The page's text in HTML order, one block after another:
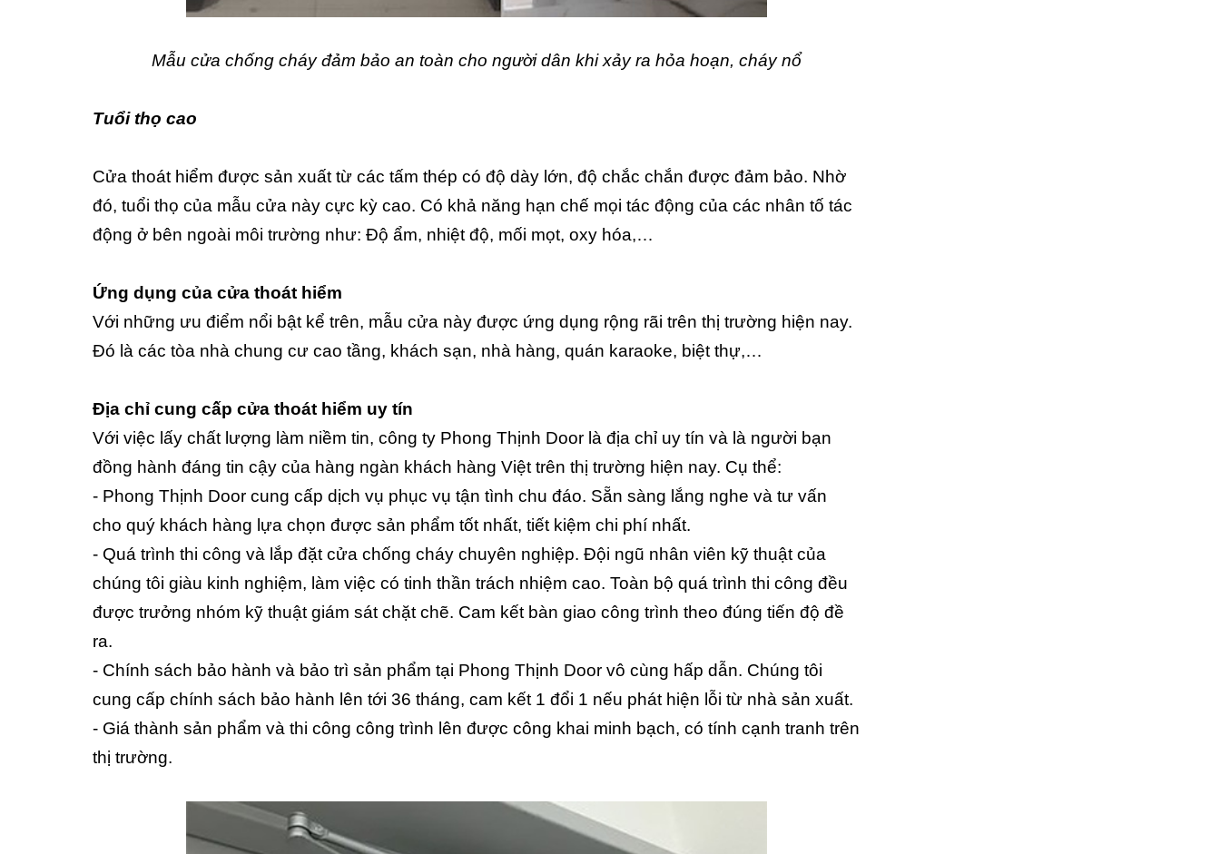
Mẫu cửa chống cháy đảm bảo an toàn cho người dân khi xảy ra hỏa hoạn, cháy nổ
Tuổi thọ cao
Cửa thoát hiểm được sản xuất từ các tấm thép có độ dày lớn, độ chắc chắn được đảm bảo. Nhờ
đó, tuổi thọ của mẫu cửa này cực kỳ cao. Có khả năng hạn chế mọi tác động của các nhân tố tác
động ở bên ngoài môi trường như: Độ ẩm, nhiệt độ, mối mọt, oxy hóa,…
Ứng dụng của cửa thoát hiểm
Với những ưu điểm nổi bật kể trên, mẫu cửa này được ứng dụng rộng rãi trên thị trường hiện nay.
Đó là các tòa nhà chung cư cao tầng, khách sạn, nhà hàng, quán karaoke, biệt thự,…
Địa chỉ cung cấp cửa thoát hiểm uy tín
Với việc lấy chất lượng làm niềm tin, công ty Phong Thịnh Door là địa chỉ uy tín và là người bạn
đồng hành đáng tin cậy của hàng ngàn khách hàng Việt trên thị trường hiện nay. Cụ thể:
- Phong Thịnh Door cung cấp dịch vụ phục vụ tận tình chu đáo. Sẵn sàng lắng nghe và tư vấn
cho quý khách hàng lựa chọn được sản phẩm tốt nhất, tiết kiệm chi phí nhất.
- Quá trình thi công và lắp đặt cửa chống cháy chuyên nghiệp. Đội ngũ nhân viên kỹ thuật của
chúng tôi giàu kinh nghiệm, làm việc có tinh thần trách nhiệm cao. Toàn bộ quá trình thi công đều
được trưởng nhóm kỹ thuật giám sát chặt chẽ. Cam kết bàn giao công trình theo đúng tiến độ đề
ra.
- Chính sách bảo hành và bảo trì sản phẩm tại Phong Thịnh Door vô cùng hấp dẫn. Chúng tôi
cung cấp chính sách bảo hành lên tới 36 tháng, cam kết 1 đổi 1 nếu phát hiện lỗi từ nhà sản xuất.
- Giá thành sản phẩm và thi công công trình lên được công khai minh bạch, có tính cạnh tranh trên
thị trường.